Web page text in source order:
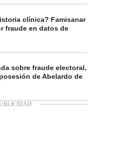
clínica? Famisanar
fraude en datos de
sobre fraude electoral,
de Abelardo de